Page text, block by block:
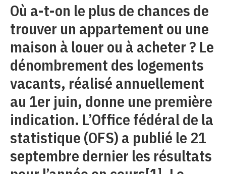
Où a-t-on le plus de chances de
trouver un appartement ou une
maison à louer ou à acheter ? Le
dénombrement des logements
vacants, réalisé annuellement
au 1er juin, donne une première
indication. L’Office fédéral de la
statistique (OFS) a publié le 21
septembre dernier les résultats